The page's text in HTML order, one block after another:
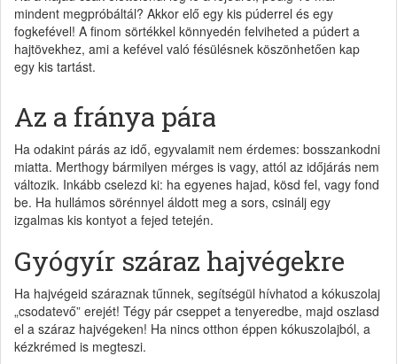
mindent megpróbáltál? Akkor elő egy kis púderrel és egy
fogkefével! A finom sörtékkel könnyedén felviheted a púdert a
hajtövekhez, ami a kefével való fésülésnek köszönhetően kap
egy kis tartást.
Az a fránya pára
Ha odakint párás az idő, egyvalamit nem érdemes: bosszankodni
miatta. Merthogy bármilyen mérges is vagy, attól az időjárás nem
változik. Inkább cselezd ki: ha egyenes hajad, kösd fel, vagy fond
be. Ha hullámos sörénnyel áldott meg a sors, csinálj egy
izgalmas kis kontyot a fejed tetején.
Gyógyír száraz hajvégekre
Ha hajvégeid száraznak tűnnek, segítségül hívhatod a kókuszolaj
„csodatevő” erejét! Tégy pár cseppet a tenyeredbe, majd oszlasd
el a száraz hajvégeken! Ha nincs otthon éppen kókuszolajból, a
kézkrémed is megteszi.